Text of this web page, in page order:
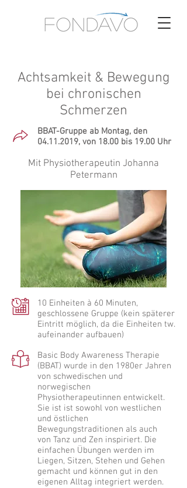
Achtsamkeit & Bewegung
bei chronischen
Schmerzen
BBAT-Gruppe ab Montag, den
04.11.2019, von 18.00 bis 19.00 Uhr
Mit Physiotherapeutin Johanna
Petermann
10 Einheiten à 60 Minuten,
geschlossene Gruppe (kein späterer
Eintritt möglich, da die Einheiten tw.
aufeinander aufbauen)
Basic Body Awareness Therapie
(BBAT) wurde in den 1980er Jahren
von schwedischen und
norwegischen
Physiotherapeutinnen entwickelt.
Sie ist ist sowohl von westlichen
und östlichen
Bewegungstraditionen als auch
von Tanz und Zen inspiriert. Die
einfachen Übungen werden im
Liegen, Sitzen, Stehen und Gehen
gemacht und können gut in den
eigenen Alltag integriert werden.